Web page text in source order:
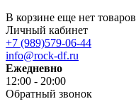
В корзине еще нет товаров
Личный кабинет
+7 (989)579-06-44
info@rock-df.ru
Ежедневно
12:00 - 20:00
Обратный звонок